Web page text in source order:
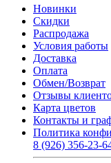
Новинки
Скидки
Распродажа
Условия работы
Доставка
Оплата
Обмен/Возврат
Отзывы
Карта цветов
Контакты и
Политика
8 (926) 356-23-